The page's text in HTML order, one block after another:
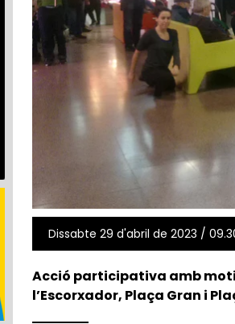
Dissabte 29 d'abril de 2023 /
Acció participativa amb
l’Escorxador, Plaça Gran i